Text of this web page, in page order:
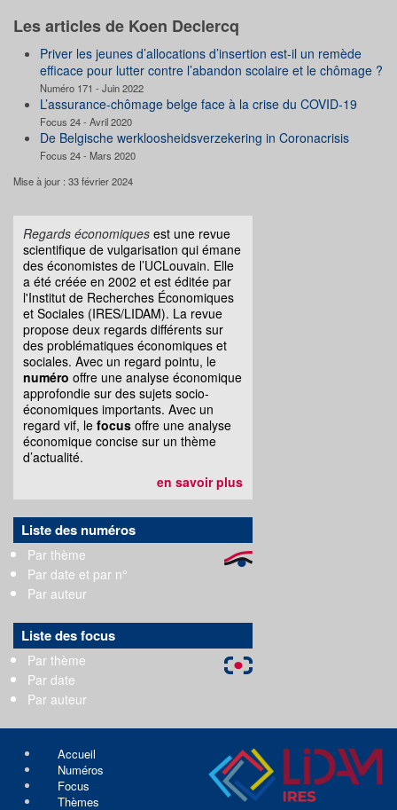
Les articles de Koen Declercq
Priver les jeunes d’allocations d’insertion est-il un remède
efficace pour lutter contre l’abandon scolaire et le chômage ?
Numéro 171 - Juin 2022
L’assurance-chômage belge face à la crise du COVID-19
Focus 24 - Avril 2020
De Belgische werkloosheidsverzekering in Coronacrisis
Focus 24 - Mars 2020
Mise à jour : 33 février 2024
Regards économiques est une revue
scientifique de vulgarisation qui émane
des économistes de l’UCLouvain. Elle
a été créée en 2002 et est éditée par
l'Institut de Recherches Économiques
et Sociales (IRES/LIDAM). La revue
propose deux regards différents sur
des problématiques économiques et
sociales. Avec un regard pointu, le
numéro offre une analyse économique
approfondie sur des sujets socio-
économiques importants. Avec un
regard vif, le focus offre une analyse
économique concise sur un thème
d’actualité.
en savoir plus
Liste des numéros
Par thème
Par date et par n°
Par auteur
Liste des focus
Par thème
Par date
Par auteur
Accueil
Numéros
Focus
Thèmes